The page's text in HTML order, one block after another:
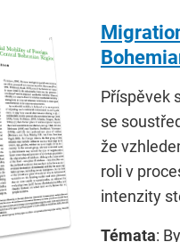
Příspěvek
se
že
roli v
intenzity
Témata: